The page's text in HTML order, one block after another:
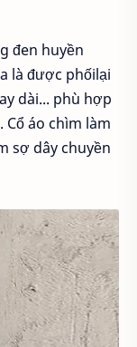
đen huyền
là được phốilại
dài... phù hợp
áo chìm làm
sợ dây chuyền